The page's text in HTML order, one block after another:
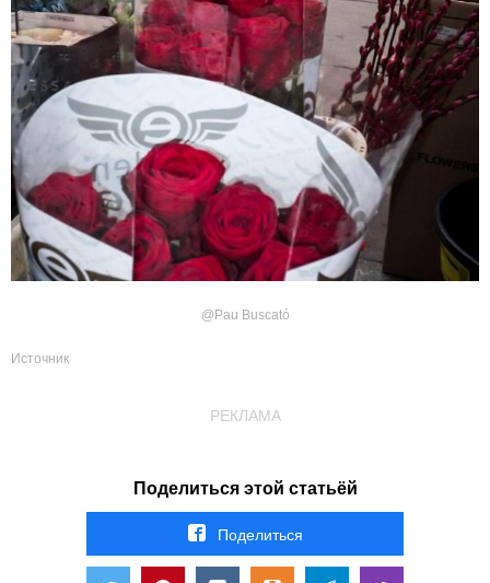
@Pau Buscató
Источник
РЕКЛАМА
Поделиться этой статьёй
Поделиться